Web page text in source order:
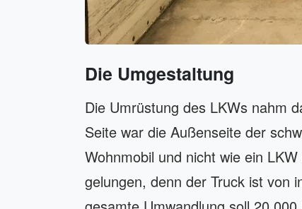
Die Umgestaltung
Die Umrüstung des LKWs nahm
Seite war die Außenseite der
Wohnmobil und nicht wie ein
gelungen, denn der Truck ist von